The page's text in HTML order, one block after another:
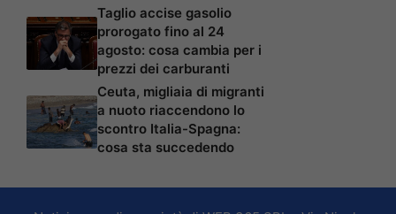
Taglio accise gasolio
prorogato fino al 24
agosto: cosa cambia per i
prezzi dei carburanti
Ceuta, migliaia di migranti
a nuoto riaccendono lo
scontro Italia-Spagna:
cosa sta succedendo